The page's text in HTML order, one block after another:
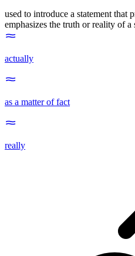
used to introduce a statement
emphasizes the truth or reality of a
actually
as a matter of fact
really